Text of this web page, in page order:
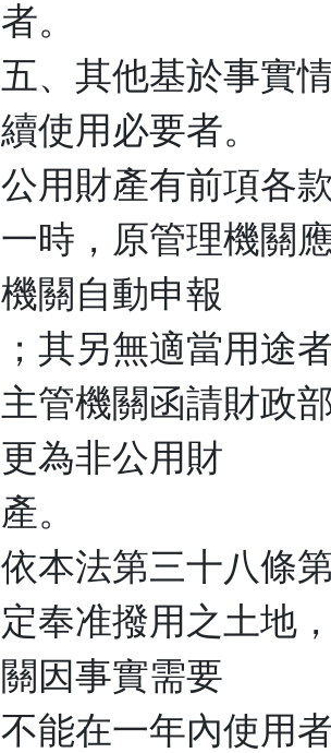
者。
五、其他基於事實
續使用必要者。
公用財產有前項各
一時，原管理機關
機關自動申報
；其另無適當用途
主管機關函請財政
更為非公用財
產。
依本法第三十八條
定奉准撥用之土地
關因事實需要
不能在一年內使用